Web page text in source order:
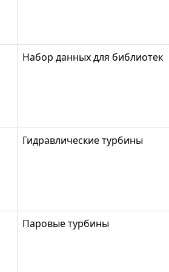
Набор данных для библиотек
Гидравлические турбины
Паровые турбины